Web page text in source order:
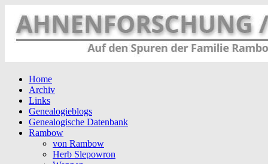
Home
Archiv
Links
Genealogieblogs
Genealogische Datenbank
Rambow
von Rambow
Herb Slepowron